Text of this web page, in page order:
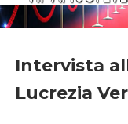
Intervista
Lucrezia